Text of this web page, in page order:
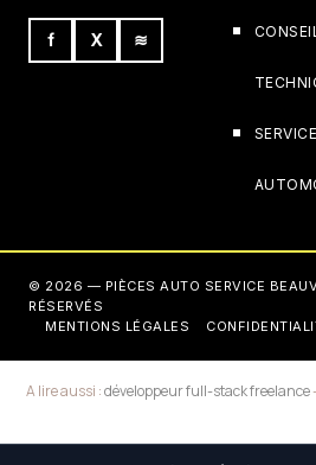
f X ≋
© 2026 — PIÈCES AUTO SERVICE
RÉSERVÉS
MENTIONS LÉGALES
A lire aussi :développeur full-stack freelance